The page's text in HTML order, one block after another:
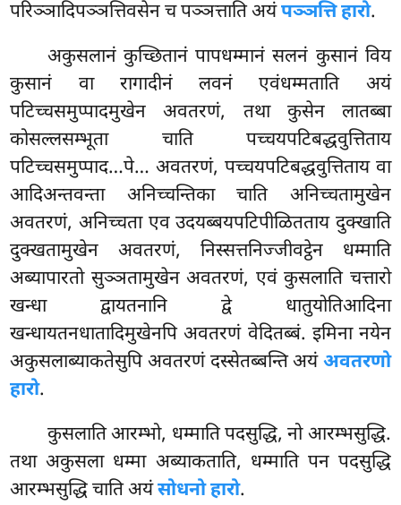
परिञ्ञादिपञ्ञत्तिवसेन च पञ्ञत्ताति अयंपञ्ञत्ति हारो.
अकुसलानं कुच्छितानं पापधम्मानं सलनं कुसानं विय
कुसानं वा रागादीनं लवनं एवंधम्मताति अयं
पटिच्चसमुप्पादमुखेन अवतरणं, तथा कुसेन लातब्बा
कोसल्लसम्भूता चाति पच्चयपटिबद्धवुत्तिताय
पटिच्चसमुप्पाद…पे… अवतरणं, पच्चयपटिबद्धवुत्तिताय वा
आदिअन्तवन्ता अनिच्चन्तिका चाति अनिच्चतामुखेन
अवतरणं, अनिच्चता एव उदयब्बयपटिपीळितताय दुक्खाति
दुक्खतामुखेन अवतरणं, निस्सत्तनिज्जीवट्ठेन धम्माति
अब्यापारतो सुञ्ञतामुखेन अवतरणं, एवं कुसलाति चत्तारो
खन्धा द्वायतनानि द्वे धातुयोतिआदिना
खन्धायतनधातादिमुखेनपि अवतरणं वेदितब्बं. इमिना नयेन
अकुसलाब्याकतेसुपि अवतरणं दस्सेतब्बन्ति अयंअवतरणो
हारो.
कुसलाति आरम्भो, धम्माति पदसुद्धि, नो आरम्भसुद्धि.
तथा अकुसला धम्मा अब्याकताति, धम्माति पन पदसुद्धि
आरम्भसुद्धि चाति अयंसोधनो हारो.